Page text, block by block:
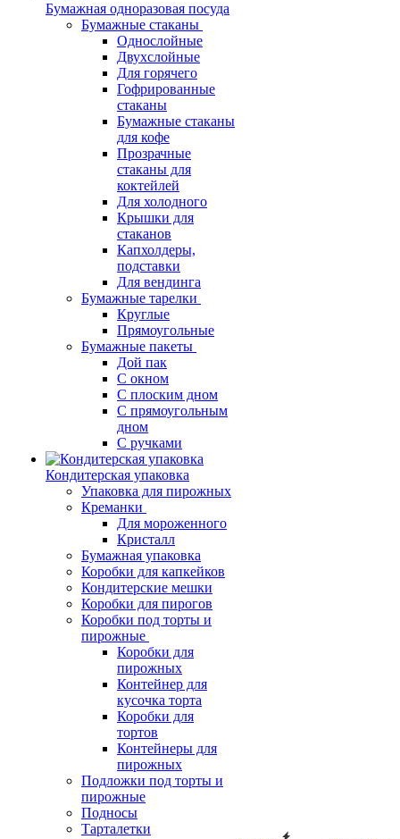
Бумажная одноразовая посуда
Бумажные стаканы
Однослойные
Двухслойные
Для горячего
Гофрированные
стаканы
Бумажные стаканы
для кофе
Прозрачные
стаканы для
коктейлей
Для холодного
Крышки для
стаканов
Капхолдеры,
подставки
Для вендинга
Бумажные тарелки
Круглые
Прямоугольные
Бумажные пакеты
Дой пак
С окном
С плоским дном
С прямоугольным
дном
С ручками
Кондитерская упаковка
Упаковка для пирожных
Креманки
Для мороженного
Кристалл
Бумажная упаковка
Коробки для капкейков
Кондитерские мешки
Коробки для пирогов
Коробки под торты и
пирожные
Коробки для
пирожных
Контейнер для
кусочка торта
Коробки для
тортов
Контейнеры для
пирожных
Подложки под торты и
пирожные
Подносы
Тарталетки